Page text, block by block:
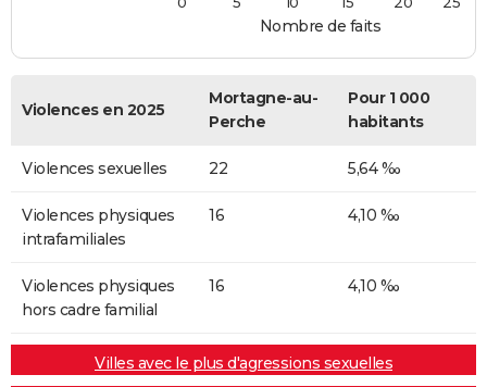
Nombre de faits
Violences en 2025
Mortagne-au-
Perche
Pour 1 000
habitants
Violences sexuelles 22 5,64 ‰
Violences physiques
intrafamiliales
16 4,10 ‰
Violences physiques
hors cadre familial
16 4,10 ‰
Villes avec le plus d'agressions sexuelles